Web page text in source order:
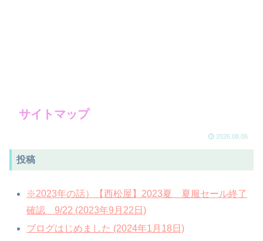
サイトマップ
2026.08.06
投稿
※2023年の話）【西松屋】2023夏 夏服セール終了
確認 9/22 (2023年9月22日)
ブログはじめました (2024年1月18日)